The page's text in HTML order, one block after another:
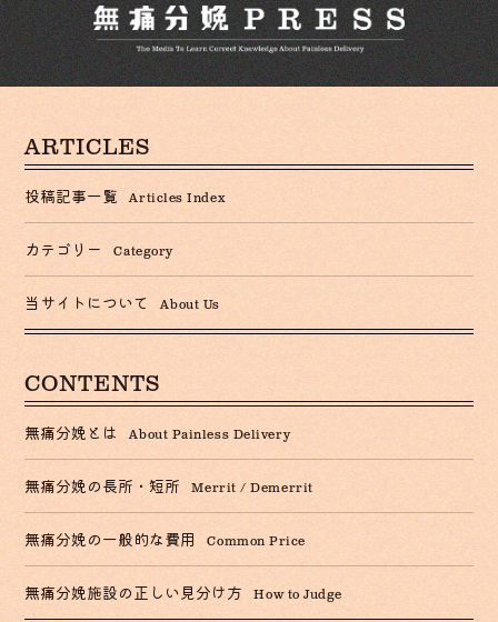
ARTICLES
投稿記事一覧 Articles Index
カテゴリー Category
当サイトについて About Us
CONTENTS
無痛分娩とは About Painless Delivery
無痛分娩の長所・短所 Merrit / Demerrit
無痛分娩の一般的な費用 Common Price
無痛分娩施設の正しい見分け方 How to Judge